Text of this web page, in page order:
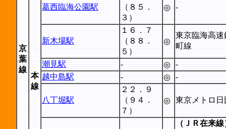
京
葉
線
本
線
葛西臨海公園駅
（８５．
３）
◎ -
新木場駅
１６．７
（８８．
５）
◎
東京臨海高
町線
潮見駅 - ◎
-
越中島駅
- ◎ -
八丁堀駅
２２．９
（９４．
７）
◎ 東京メトロ日
（ＪＲ在来線